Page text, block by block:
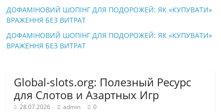
ДОФАМІНОВИЙ ШОПІНГ ДЛЯ ПОДОРОЖЕЙ: ЯК «КУПУВАТИ»
ВРАЖЕННЯ БЕЗ ВИТРАТ
ДОФАМІНОВИЙ ШОПІНГ ДЛЯ ПОДОРОЖЕЙ: ЯК «КУПУВАТИ»
ВРАЖЕННЯ БЕЗ ВИТРАТ
Global-slots.org: Полезный Ресурс
для Слотов и Азартных Игр
28.07.2026 admin 0